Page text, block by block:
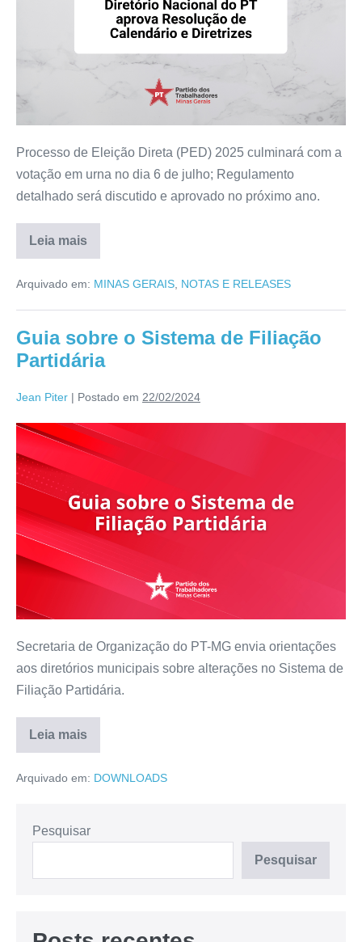
Processo de Eleição Direta (PED) 2025 culminará com a
votação em urna no dia 6 de julho; Regulamento
detalhado será discutido e aprovado no próximo ano.
Leia mais
Arquivado em: MINAS GERAIS, NOTAS E RELEASES
Guia sobre o Sistema de Filiação
Partidária
Jean Piter | Postado em 22/02/2024
Secretaria de Organização do PT-MG envia orientações
aos diretórios municipais sobre alterações no Sistema de
Filiação Partidária.
Leia mais
Arquivado em: DOWNLOADS
Pesquisar
Pesquisar